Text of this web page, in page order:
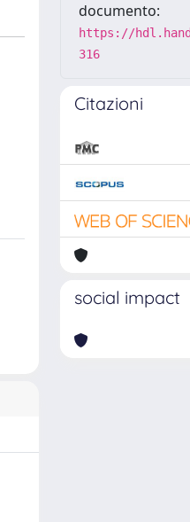
documento:
https://
316
Citazioni
social impact